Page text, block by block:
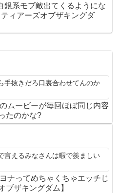
銀系モブ敵出てくるようにな
ィアーズオブザキングダ
手抜きだろ口裏合わせてんのか
ムービーが毎回ほぼ同じ内容
たのかな?
言えるみなさんは暇で羨ましい
ナってめちゃくちゃエッチじ
ブザキングダム】